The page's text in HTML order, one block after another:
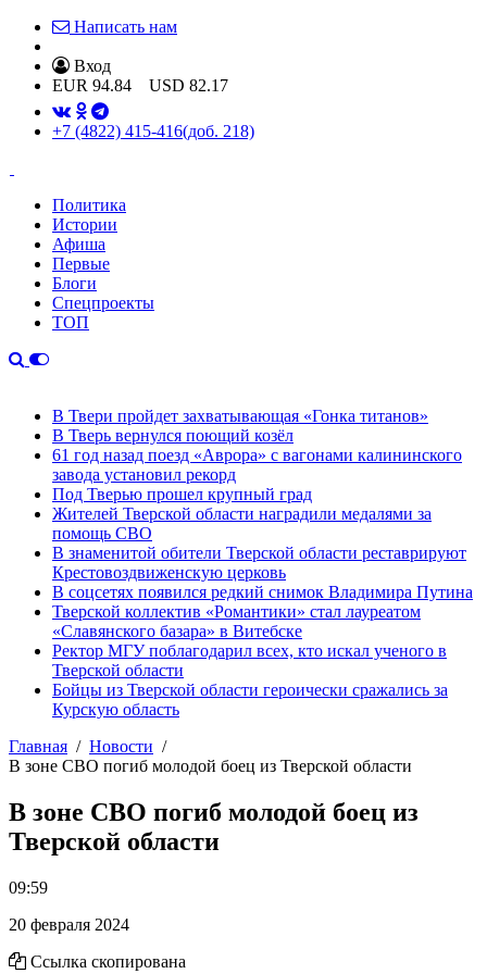
Написать нам
Вход
EUR 94.84 USD 82.17
+7 (4822) 415-416(доб. 218)
Политика
Истории
Афиша
Первые
Блоги
Спецпроекты
ТОП
В Твери пройдет захватывающая «Гонка титанов»
В Тверь вернулся поющий козёл
61 год назад поезд «Аврора» с вагонами калининского
завода установил рекорд
Под Тверью прошел крупный град
Жителей Тверской области наградили медалями за
помощь СВО
В знаменитой обители Тверской области реставрируют
Крестовоздвиженскую церковь
В соцсетях появился редкий снимок Владимира Путина
Тверской коллектив «Романтики» стал лауреатом
«Славянского базара» в Витебске
Ректор МГУ поблагодарил всех, кто искал ученого в
Тверской области
Бойцы из Тверской области героически сражались за
Курскую область
Главная
Новости
В зоне СВО погиб молодой боец из Тверской области
В зоне СВО погиб молодой боец из
Тверской области
09:59
20 февраля 2024
Ссылка скопирована